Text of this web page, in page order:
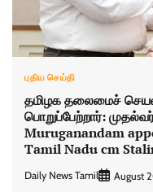
புதிய செய்தி
தமிழக தலைமைச்
பொறுப்பேற்றார்:
Muruganandam
Tamil Nadu cm
Daily News Tamil August